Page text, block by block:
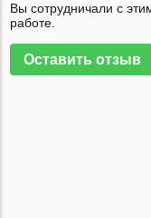
Вы сотрудничали с
работе.
Оставить отзыв